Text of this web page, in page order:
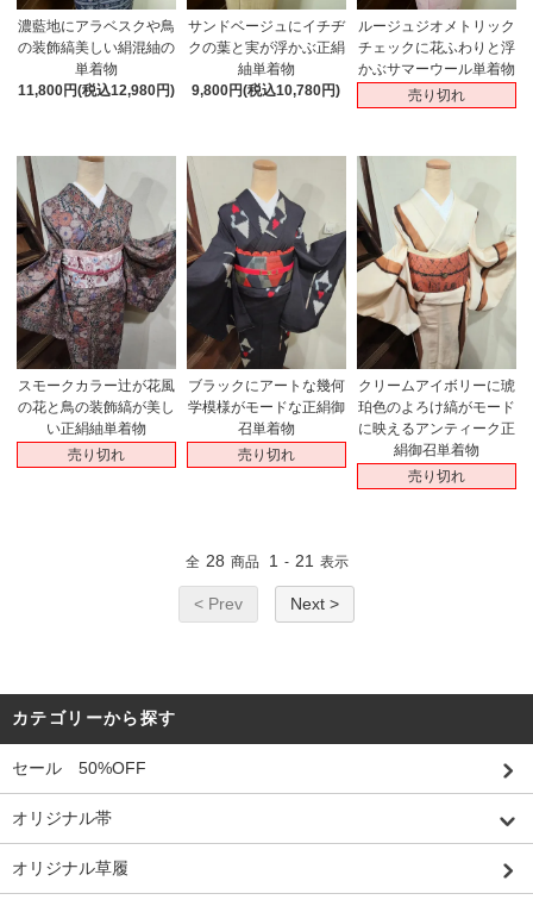
濃藍地にアラベスクや鳥
の装飾縞美しい絹混紬の
単着物
11,800円(税込12,980円)
サンドベージュにイチヂ
クの葉と実が浮かぶ正絹
紬単着物
9,800円(税込10,780円)
ルージュジオメトリック
チェックに花ふわりと浮
かぶサマーウール単着物
売り切れ
スモークカラー辻が花風
の花と鳥の装飾縞が美し
い正絹紬単着物
売り切れ
ブラックにアートな幾何
学模様がモードな正絹御
召単着物
売り切れ
クリームアイボリーに琥
珀色のよろけ縞がモード
に映えるアンティーク正
絹御召単着物
売り切れ
全 28 商品 1 - 21 表示
< Prev Next >
カテゴリーから探す
セール 50%OFF
オリジナル帯
オリジナル草履